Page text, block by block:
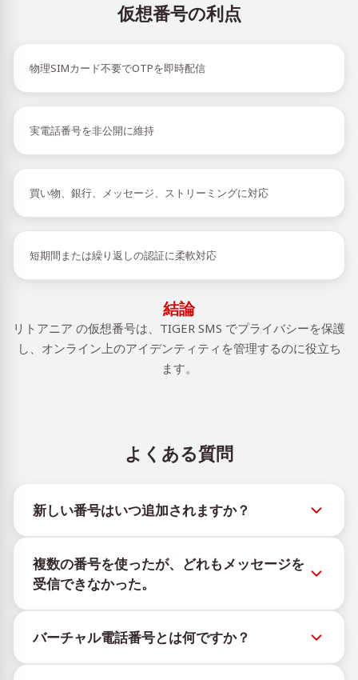
仮想番号の利点
物理SIMカード不要でOTPを即時配信
実電話番号を非公開に維持
買い物、銀行、メッセージ、ストリーミングに対応
短期間または繰り返しの認証に柔軟対応
結論
リトアニア の仮想番号は、TIGER SMS でプライバシーを保護
し、オンライン上のアイデンティティを管理するのに役立ち
ます。
よくある質問
新しい番号はいつ追加されますか？
@TigerSMSofficial_bot で確認できます。このチャン
ネルは最新の番号在庫にアクセスできるよう、タイム
リーな更新を提供します。
複数の番号を使ったが、どれもメッセージを
受信できなかった。
ことはできません。サービスのアルゴリズムにより、
一時的な番号へのメッセージ配信がさまざまな理由で
バーチャル電話番号とは何ですか？